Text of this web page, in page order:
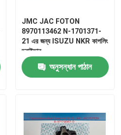
JMC JAC FOTON
8970113462 N-1701371-
21 এর জন্য ISUZU NKR কাপলিং
ড্রাইভার
অনুসন্ধান পাঠান